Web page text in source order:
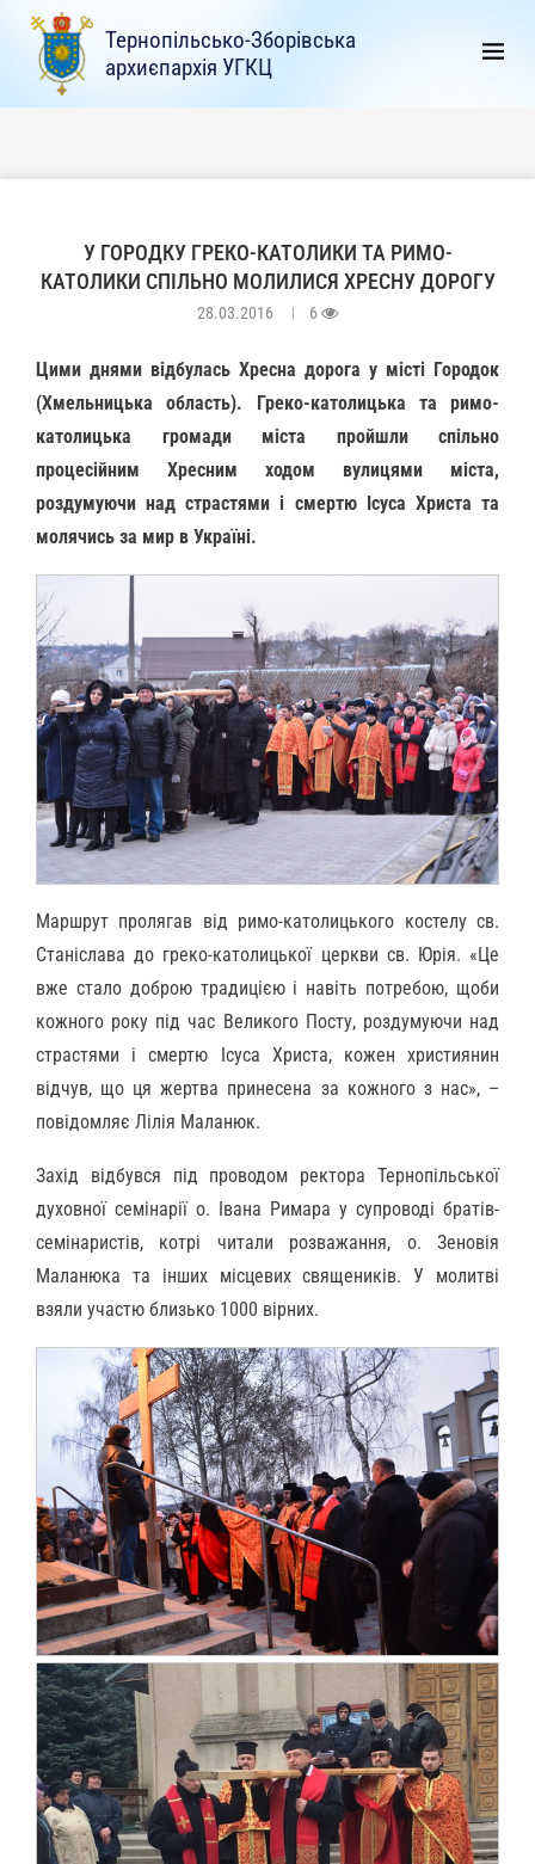
Тернопільсько-Зборівська
архиєпархія УГКЦ
У ГОРОДКУ ГРЕКО-КАТОЛИКИ ТА РИМО-
КАТОЛИКИ СПІЛЬНО МОЛИЛИСЯ ХРЕСНУ ДОРОГУ
28.03.2016 6
Цими днями відбулась Хресна дорога у місті Городок
(Хмельницька область). Греко-католицька та римо-
католицька громади міста пройшли спільно
процесійним Хресним ходом вулицями міста,
роздумуючи над страстями і смертю Ісуса Христа та
молячись за мир в Україні.
Маршрут пролягав від римо-католицького костелу св.
Станіслава до греко-католицької церкви св. Юрія. «Це
вже стало доброю традицією і навіть потребою, щоби
кожного року під час Великого Посту, роздумуючи над
страстями і смертю Ісуса Христа, кожен християнин
відчув, що ця жертва принесена за кожного з нас», –
повідомляє Лілія Маланюк.
Захід відбувся під проводом ректора Тернопільської
духовної семінарії о. Івана Римара у супроводі братів-
семінаристів, котрі читали розважання, о. Зеновія
Маланюка та інших місцевих священиків. У молитві
взяли участю близько 1000 вірних.